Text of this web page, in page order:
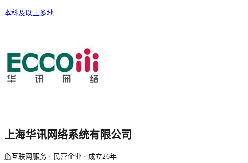
本科及以上多地
上海华讯网络系统有限公司
互联网服务 · 民营企业 · 成立26年